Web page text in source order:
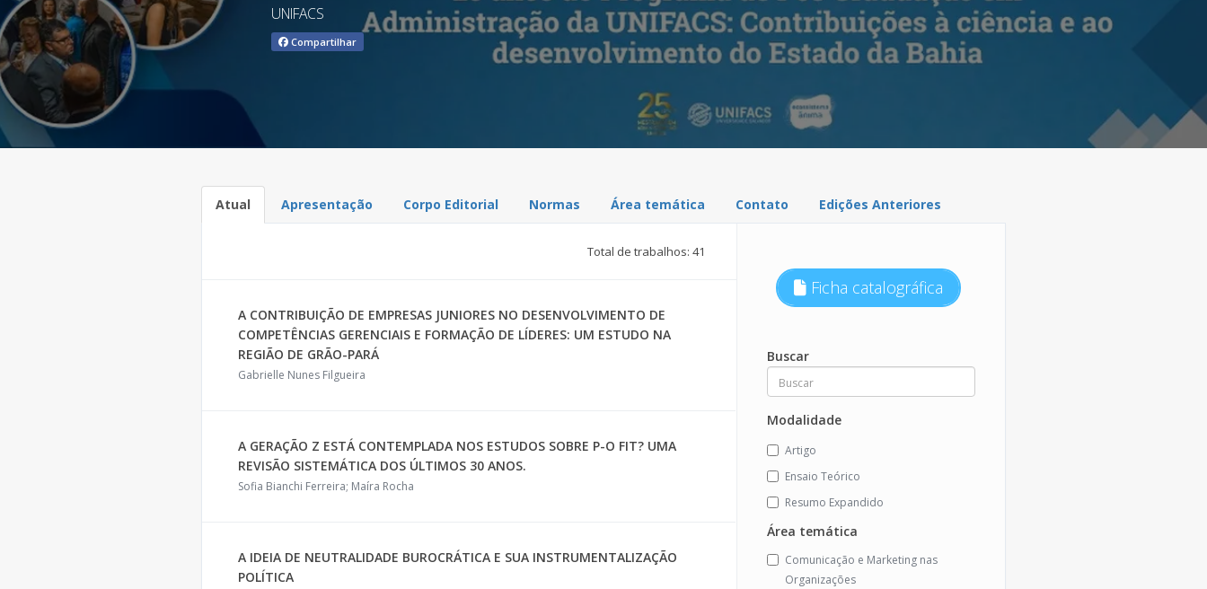
UNIFACS
Compartilhar
Atual Apresentação Corpo Editorial Normas Área temática Contato Edições Anteriores
Total de trabalhos: 41
A CONTRIBUIÇÃO DE EMPRESAS JUNIORES NO DESENVOLVIMENTO DE
COMPETÊNCIAS GERENCIAIS E FORMAÇÃO DE LÍDERES: UM ESTUDO NA
REGIÃO DE GRÃO-PARÁ
Gabrielle Nunes Filgueira
A GERAÇÃO Z ESTÁ CONTEMPLADA NOS ESTUDOS SOBRE P-O FIT? UMA
REVISÃO SISTEMÁTICA DOS ÚLTIMOS 30 ANOS.
Sofia Bianchi Ferreira; Maíra Rocha
A IDEIA DE NEUTRALIDADE BUROCRÁTICA E SUA INSTRUMENTALIZAÇÃO
POLÍTICA
Ficha catalográfica
Buscar
Modalidade
Artigo
Ensaio Teórico
Resumo Expandido
Área temática
Comunicação e Marketing nas
Organizações